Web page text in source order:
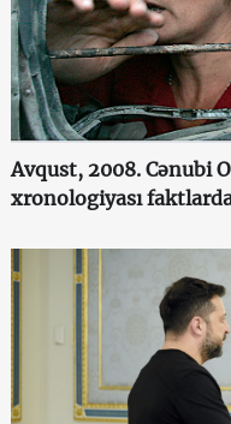
Avqust, 2008. Cənubi
xronologiyası